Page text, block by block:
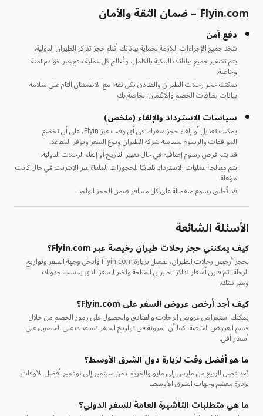
Flyin.com – ضمان الثقة والأمان
دفع آمن
نتخذ جميع الإجراءات اللازمة لحماية بياناتك أثناء حجز تذاكر الطيران الدولية.
يتم تشفير جميع بياناتك البنكية بالكامل، وتُعالج كل عملية دفع عبر خوادم آمنة
وخاصة.
يمكنك حجز رحلات الطيران والفنادق بكل ثقة، مع الاطمئنان التام على سلامة
بيانات بطاقات الخصم والائتمان الخاصة بك
سياسات الاسترداد والإلغاء (ملخص)
يمكنك تعديل أو إلغاء حجز سفرك في أي وقت عبر Flyin، على أن تخضع
الموافقات والرسوم لسياسة شركة الطيران ونوع السعر وتوفر المقاعد.
قد يتم فرض رسوم إضافية في حال تغيير التاريخ أو إلغاء الرحلات الدولية.
تتم معالجة عمليات الاسترداد تلقائيًا للحجوزات الملغاة عبر الإنترنت في حال كانت
مؤهلة.
قد تُطبق رسوم منفصلة على كل مسافر ضمن الحجز الواحد.
الأسئلة الشائعة
كيف يمكنني حجز رحلات طيران رخيصة عبر Flyin.com؟
لحجز أرخص رحلات الطيران، تفضل بزيارة Flyin.com وأدخل وجهة السفر وتواريخ
الرحلة، ثم قارن أسعار تذاكر الطيران المتاحة واختر السعر الذي يناسب جدولك
وميزانيتك.
كيف أجد أرخص عروض السفر على Flyin.com؟
يمكنك استعراض عروض الرحلات والفنادق والحصول على رموز الخصم من خلال
قسم العروض الخاصة، كما أن المرونة في تواريخ السفر تساعدك على الحصول على
أسعار أقل.
ما هو أفضل وقت لزيارة دول الشرق الأوسط؟
يُعد فصل الربيع من مارس إلى مايو والخريف من سبتمبر إلى نوفمبر أفضل الأوقات
لزيارة معظم وجهات الشرق الأوسط.
ما هي متطلبات التأشيرة العامة للسفر الدولي؟